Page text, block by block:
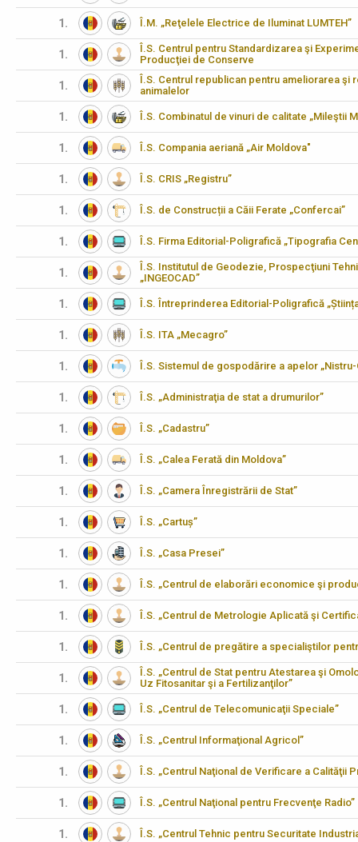
1. Î.M. „Reţelele Electrice de Iluminat LUMTEH”
1.
Î.S. Centrul pentru Standardizarea şi
Producţiei de Conserve
1.
Î.S. Centrul republican pentru ameliorarea şi
animalelor
1. Î.S. Combinatul de vinuri de calitate „Mileştii
1. Î.S. Compania aeriană „Air Moldova"
1. Î.S. CRIS „Registru”
1. Î.S. de Construcții a Căii Ferate „Confercai”
1. Î.S. Firma Editorial-Poligrafică „Tipografia
1.
Î.S. Institutul de Geodezie, Prospecţiuni
„INGEOCAD”
1. Î.S. Întreprinderea Editorial-Poligrafică
1. Î.S. ITA „Mecagro”
1. Î.S. Sistemul de gospodărire a apelor „Nistru-
1. Î.S. „Administraţia de stat a drumurilor”
1. Î.S. „Cadastru”
1. Î.S. „Calea Ferată din Moldova”
1. Î.S. „Camera Înregistrării de Stat”
1. Î.S. „Cartuș”
1. Î.S. „Casa Presei”
1. Î.S. „Centrul de elaborări economice şi
1. Î.S. „Centrul de Metrologie Aplicată şi
1. Î.S. „Centrul de pregătire a specialiştilor
1.
Î.S. „Centrul de Stat pentru Atestarea şi
Uz Fitosanitar şi a Fertilizanţilor”
1. Î.S. „Centrul de Telecomunicaţii Speciale”
1. Î.S. „Centrul Informaţional Agricol”
1. Î.S. „Centrul Naţional de Verificare a Calităţii
1. Î.S. „Centrul Naţional pentru Frecvenţe Radio”
1. Î.S. „Centrul Tehnic pentru Securitate